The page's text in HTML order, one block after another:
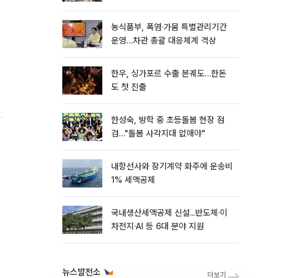
농식품부, 폭염·가뭄 특별관리기간
운영…차관 총괄 대응체계 격상
한우, 싱가포르 수출 본궤도…한돈
도 첫 진출
한성숙, 방학 중 초등돌봄 현장 점
검…"돌봄 사각지대 없애야"
내항선사와 장기계약 화주에 운송비
1% 세액공제
국내생산세액공제 신설...반도체·이
차전지·AI 등 6대 분야 지원
뉴스발전소